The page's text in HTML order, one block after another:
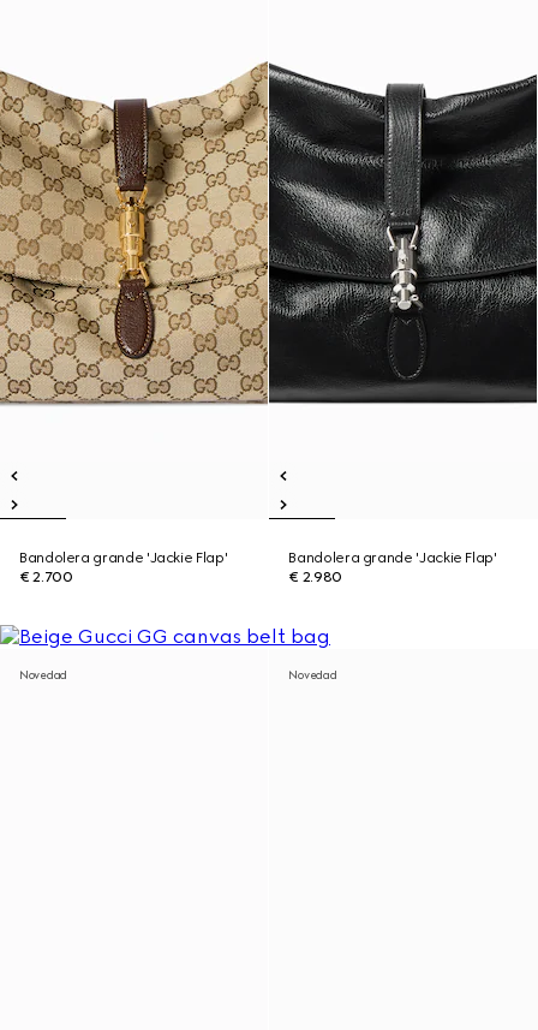
Bandolera grande 'Jackie Flap'
€ 2.700
Bandolera grande 'Jackie Flap'
€ 2.980
Novedad Novedad